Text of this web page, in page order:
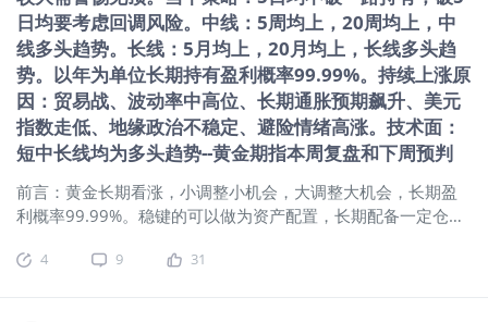
示，由于通货膨胀，债券持有人成了“桌
上的傻瓜”。最后，Larry 最后讨论了研
究历史和长期周期的重要性、当前黄金
矿业股的机遇，以及他认为所有投资者
都应该持有一些比特币的原因。图源:
Stansberry Research 最新Youtube视频
分享感兴趣的虎友可以去听听youtube
在未来10年可能下跌的关键
人 1 00:01 好，各位投资者大家晚上好，那么今天又在这里跟
大家分享一下最近的几个市场的情况。那么我们前两周讲的这
个 5 指的情况，然后也讲了一下大众商品的情况，那么今天就
给大家讲一讲，就是关于美元指数最近的这种快速下跌，以及
对这个外汇债券的一些影响，以及它所带来的那些机遇。那么
说到这个美元指数非常有意思的一个情况，就是说美元指数我
们看到的最近的这个下跌，其实有很多朋友觉得他很奇怪，为
什么美元会跌的这么，这个就说这么流畅，然后就完全没什么
这个反弹的样子，一直都是跌的，然后的话究竟是什么因素导
致的啊？其实这个美元指数的这个下跌不是说它是一个意外的
情况，在我之前跟大家讲的这个美元指数周期里
日均要考虑回调风险。中线：5周均上，20周均上，中
线多头趋势。长线：5月均上，20月均上，长线多头趋
势。以年为单位长期持有盈利概率99.99%。持续上涨原
因：贸易战、波动率中高位、长期通胀预期飙升、美元
指数走低、地缘政治不稳定、避险情绪高涨。技术面：
短中长线均为多头趋势--黄金期指本周复盘和下周预判
前言：黄金长期看涨，小调整小机会，大调整大机会，长期盈
利概率99.99%。稳键的可以做为资产配置，长期配备一定仓
高3334.2元） 躺观黄金（纽约黄金期指期指主连 ）： 一、消
4 9 31